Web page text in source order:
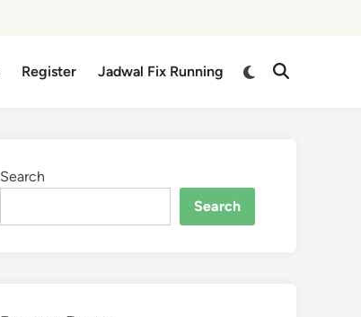
Register Jadwal Fix Running
Search
Search